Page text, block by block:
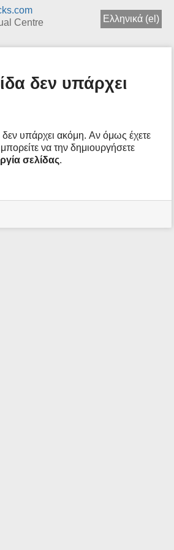
Centre
Ελληνικά (el)
δεν υπάρχει
υπάρχει ακόμη. Aν όμως έχετε
να την δημιουργήσετε
σελίδας.